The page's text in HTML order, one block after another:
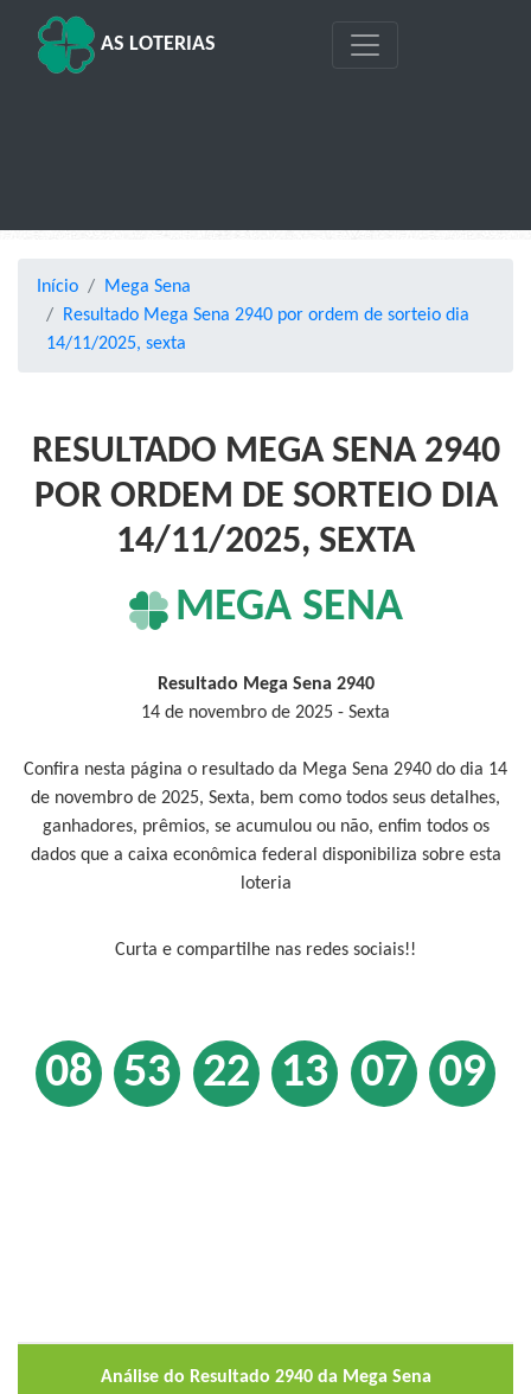
AS LOTERIAS
Início
Mega Sena
Resultado Mega Sena 2940 por ordem de sorteio dia
14/11/2025, sexta
RESULTADO MEGA SENA 2940
POR ORDEM DE SORTEIO DIA
14/11/2025, SEXTA
MEGA SENA
Resultado Mega Sena 2940
14 de novembro de 2025 - Sexta
Confira nesta página o resultado da Mega Sena 2940 do dia 14
de novembro de 2025, Sexta, bem como todos seus detalhes,
ganhadores, prêmios, se acumulou ou não, enfim todos os
dados que a caixa econômica federal disponibiliza sobre esta
loteria
Curta e compartilhe nas redes sociais!!
08 53 22 13 07 09
Análise do Resultado 2940 da Mega Sena